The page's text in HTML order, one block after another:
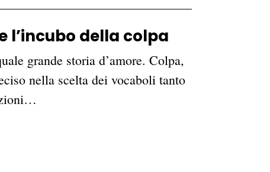
l’incubo della colpa
grande storia d’amore. Colpa,
nella scelta dei vocaboli tanto